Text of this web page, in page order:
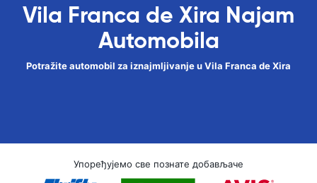
Vila Franca de Xira Najam
Automobila
Potražite automobil za iznajmljivanje u Vila Franca de Xira
Упоређујемо све познате добављаче